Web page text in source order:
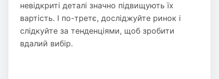
невідкриті деталі значно підвищують їх
вартість. І по-третє, досліджуйте ринок і
слідкуйте за тенденціями, щоб зробити
вдалий вибір.